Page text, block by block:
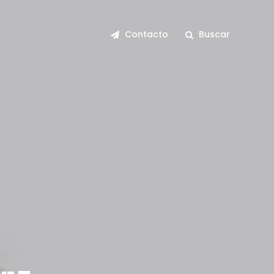
Contacto Buscar